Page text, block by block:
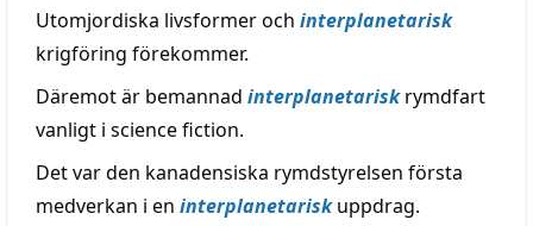
Utomjordiska livsformer och interplanetarisk
krigföring förekommer.
Däremot är bemannad interplanetariskrymdfart
vanligt i science fiction.
Det var den kanadensiska rymdstyrelsen första
medverkan i en interplanetariskuppdrag.